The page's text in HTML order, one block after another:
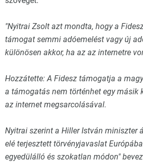
"Nyitrai Zsolt azt mondta, hogy a
támogat semmi adóemelést vagy új
különösen akkor, ha az az internetre
Hozzátette: A Fidesz támogatja a
a támogatás nem történhet egy másik
az internet megsarcolásával.
Nyitrai szerint a Hiller István miniszter
elé terjesztett törvényjavaslat
egyedülálló és szokatlan módon"